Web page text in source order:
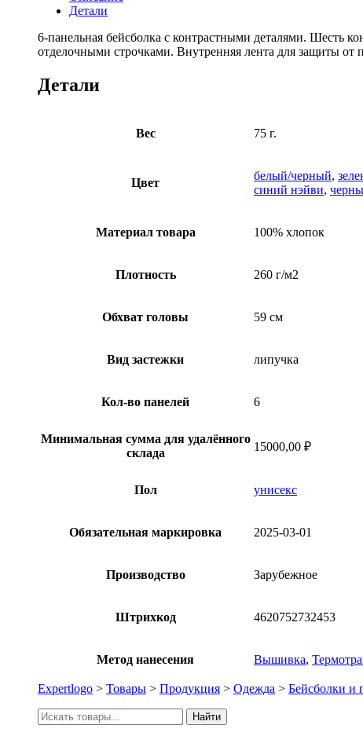
Детали
6-панельная бейсболка с контрастными деталями. Шесть
отделочными строчками. Внутренняя лента для защиты от
Детали
Вес 75 г.
Цвет
белый/черный,
синий нэйви,
Материал товара 100% хлопок
Плотность 260 г/м2
Обхват головы 59 см
Вид застежки липучка
Кол-во панелей 6
Минимальная сумма для удалённого
склада
15000,00 ₽
Пол унисекс
Обязательная маркировка 2025-03-01
Производство Зарубежное
Штрихкод 4620752732453
Метод нанесения Вышивка,
Expertlogo > Товары > Продукция > Одежда > Бейсболки и
Искать:
Найти